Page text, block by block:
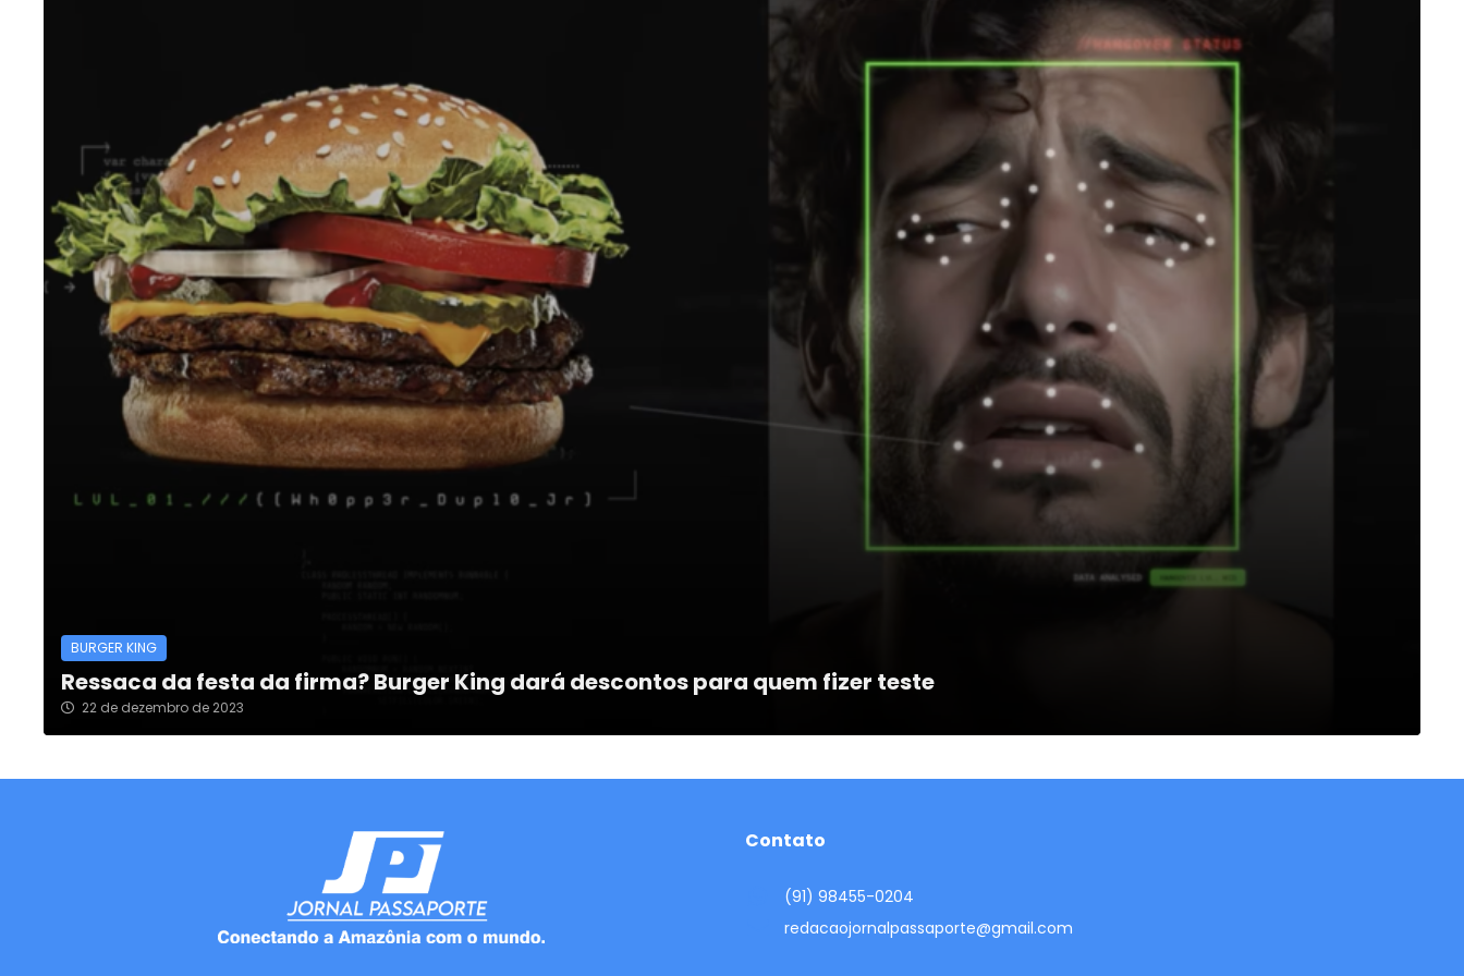
BURGER KING
Ressaca da festa da firma? Burger King dará descontos para quem fizer teste
22 de dezembro de 2023
Contato
(91) 98455-0204
redacaojornalpassaporte@gmail.com